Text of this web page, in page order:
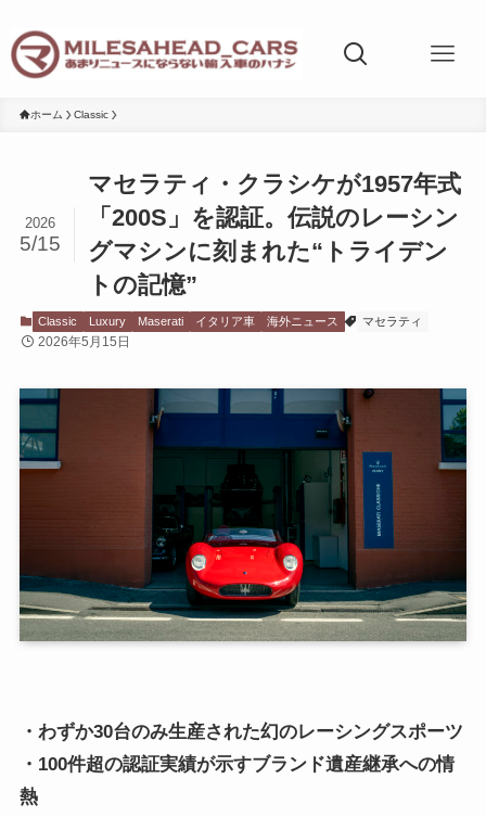
ホーム Classic
マセラティ・クラシケが1957年式
「200S」を認証。伝説のレーシン
グマシンに刻まれた“トライデン
トの記憶”
2026
5/15
Classic Luxury Maserati イタリア車 海外ニュース マセラティ
2026年5月15日
・わずか30台のみ生産された幻のレーシングスポーツ
・100件超の認証実績が示すブランド遺産継承への情
熱